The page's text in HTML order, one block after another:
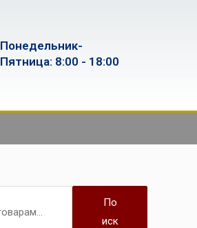
Понедельник-
Пятница: 8:00 - 18:00
По
иск